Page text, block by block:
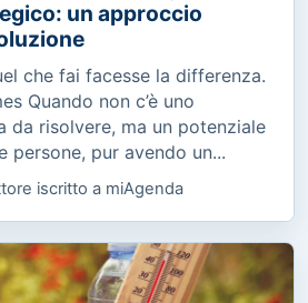
un approccio
che fai facesse la differenza.
Quando non c’è uno
da risolvere, ma un potenziale
persone, pur avendo un...
iscritto a miAgenda